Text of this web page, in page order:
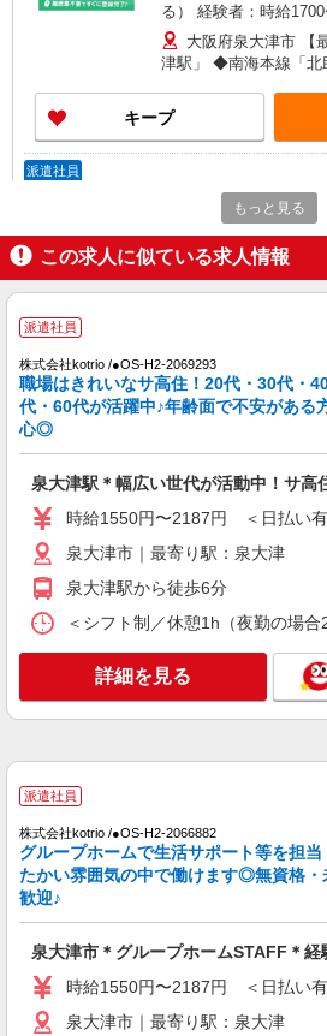
る） 経験者：時給
る） ◎月収例 時給1900円×1日8時間×22日（週5
日）＝33万4400円 ◆昇給あり ◆支払い方法 ※日
払い/週払い/月払い対
時にご相談ください。
当社規定あり
大阪府泉大津市 【最寄駅】 ◆南海本線「泉大
津駅」 ◆南海本線「
キープ
派遣社員
株式会社kotrio /●OS-H2-2067968
泉大津駅｜まずは送
サービスSTAFF
時給1550円〜
通費全支給(ガソリン代
キープ
派遣社員
株式会社kotrio /●OS-H2-2012153
泉大津駅｜未経験で
料住宅の介護♪
時給1550円〜
通費全支給(ガソリン代
泉大津市｜最寄り駅
派遣社員
株式会社kotrio /●OS-H2-2010093
通費全支給(ガソリン代
泉大津市｜最寄り駅
派遣社員
株式会社kotrio /●OS-H2-2067332
泉大津駅/未経験OK★
もっと見る
この求人に似ている求人情報
派遣社員
株式会社kotrio /●OS-H2-2069293
職場はきれいなサ高住！20代・30代・
代・60代が活躍中♪年齢面で不安がある
心◎
泉大津駅＊幅広い世代が活動中！サ高
時給1550円〜2187円 ＜日払い
泉大津市｜最寄り駅：泉大津
泉大津駅から徒歩6分
＜シフト制／休憩1h（夜勤の場
詳細を見る
派遣社員
株式会社kotrio /●OS-H2-2066882
グループホームで生活サポート等を担当
たかい雰囲気の中で働けます◎無資格・
歓迎♪
泉大津市＊グループホームSTAFF＊
時給1550円〜2187円 ＜日払い
泉大津市｜最寄り駅：泉大津